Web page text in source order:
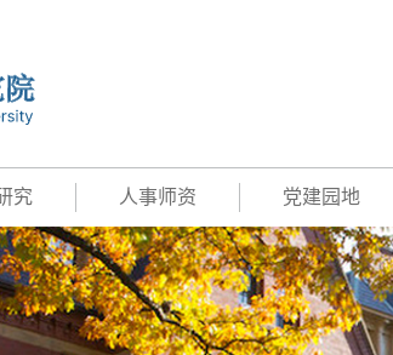
究 人事师资 党建园地